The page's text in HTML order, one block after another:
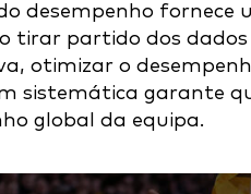
desempenho
tirar partido dos
otimizar o
sistemática garante
global da equipa.